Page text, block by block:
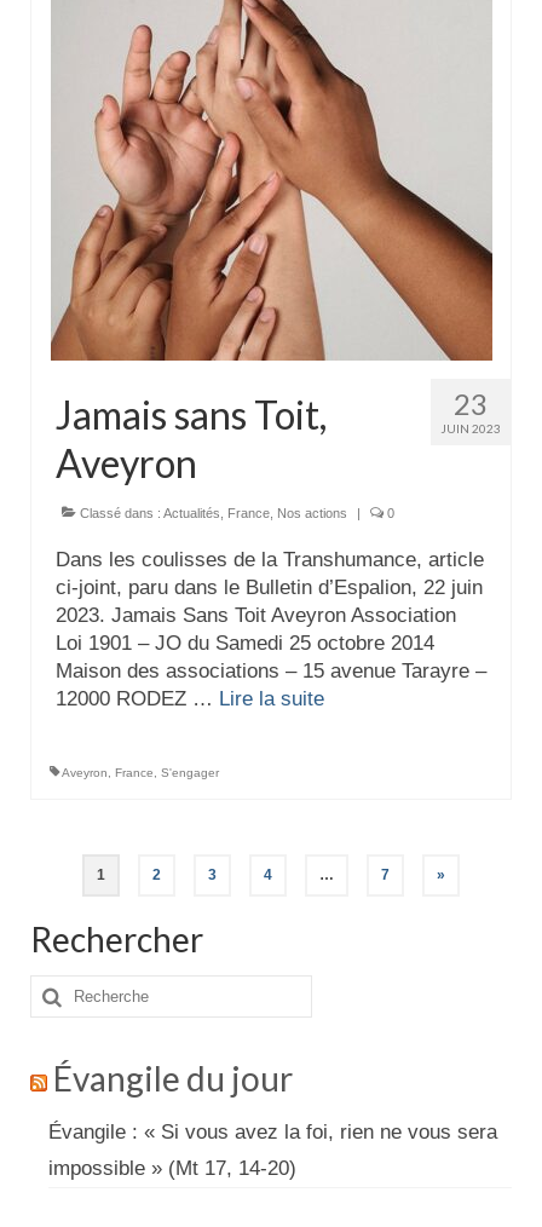
23
JUIN 2023
Jamais sans Toit,
Aveyron
Classé dans : Actualités France Nos actions 0
Dans les coulisses de la Transhumance, article
ci-joint, paru dans le Bulletin d’Espalion, 22 juin
2023. Jamais Sans Toit Aveyron Association
Loi 1901 – JO du Samedi 25 octobre 2014
Maison des associations – 15 avenue Tarayre –
12000 RODEZ … Lire la suite­­
Aveyron, France, S'engager
Pagination
des
publications
1 2 3 4 … 7 »
Rechercher
Rechercher
:
Évangile du jour
Évangile : « Si vous avez la foi, rien ne vous sera
impossible » (Mt 17, 14-20)